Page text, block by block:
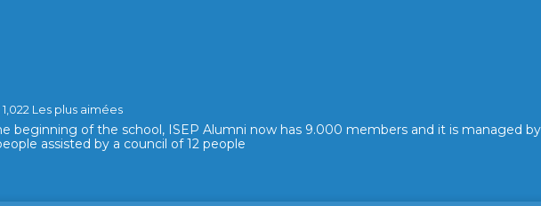
1,022 Les plus aimées
beginning of the school, ISEP Alumni now has 9.000 members and it is managed
assisted by a council of 12 people